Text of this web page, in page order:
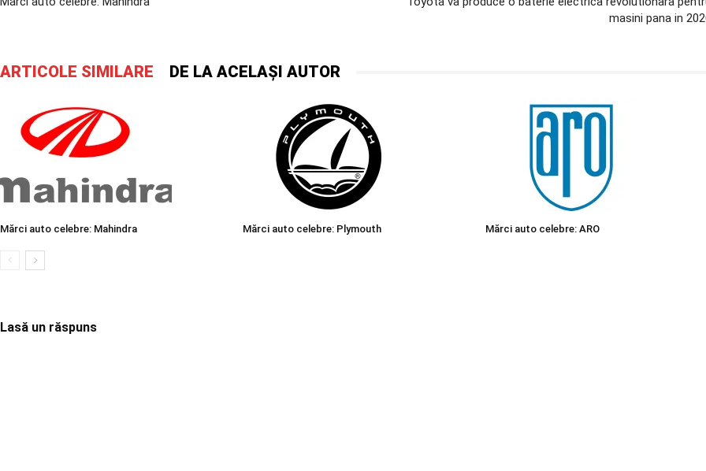
masini pana in
ARTICOLE SIMILARE DE LA ACELAȘI AUTOR
Mărci auto celebre: Mahindra Mărci auto celebre: Plymouth Mărci auto celebre: ARO
Lasă un răspuns